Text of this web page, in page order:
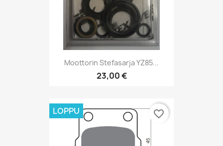
Moottorin Stefasarja YZ85...
23,00 €
LOPPU favorite_border